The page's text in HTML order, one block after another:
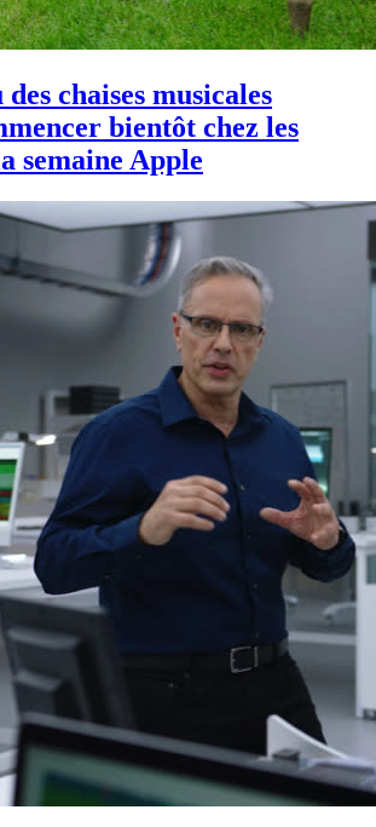
chaises musicales
bientôt chez les
semaine Apple